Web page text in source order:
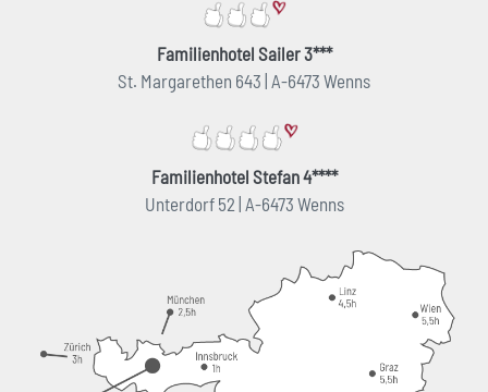
Familienhotel Sailer 3***
St. Margarethen 643 | A-6473 Wenns
Familienhotel Stefan 4****
Unterdorf 52 | A-6473 Wenns